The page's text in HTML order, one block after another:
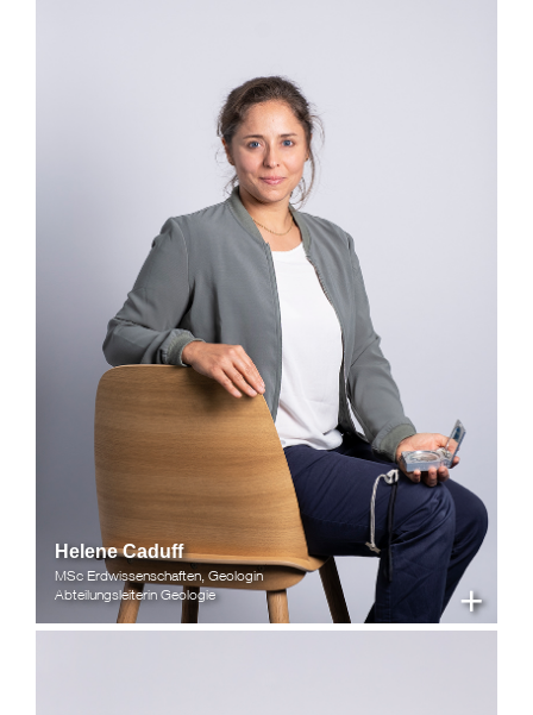
+
Helene Caduff
MSc Erdwissenschaften, Geologin
Abteilungsleiterin Geologie